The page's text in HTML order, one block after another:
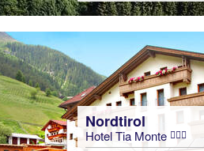
Nordtirol
Hotel Tia Monte